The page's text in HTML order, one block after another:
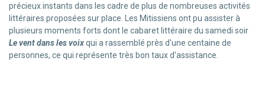
précieux instants dans les cadre de plus de nombreuses activités
littéraires proposées sur place. Les Mitissiens ont pu assister à
plusieurs moments forts dont le cabaret littéraire du samedi soir
Le vent dans les voixqui a rassemblé près d'une centaine de
personnes, ce qui représente très bon taux d'assistance.